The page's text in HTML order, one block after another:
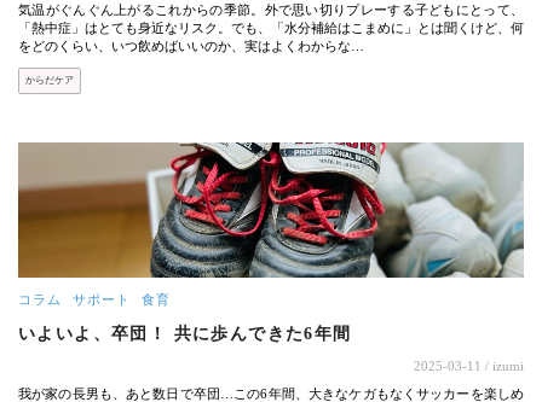
気温がぐんぐん上がるこれからの季節。外で思い切りプレーする子どもにとって、
「熱中症」はとても身近なリスク。でも、「水分補給はこまめに」とは聞くけど、何
をどのくらい、いつ飲めばいいのか、実はよくわからな…
からだケア
コラム サポート 食育
いよいよ、卒団！ 共に歩んできた6年間
2025-03-11 / izumi
我が家の長男も、あと数日で卒団…この6年間、大きなケガもなくサッカーを楽しめ